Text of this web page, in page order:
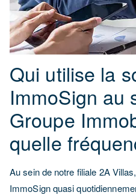
Qui utilise la
ImmoSign au
Groupe
quelle
Au sein de notre filiale 2A
ImmoSign quasi